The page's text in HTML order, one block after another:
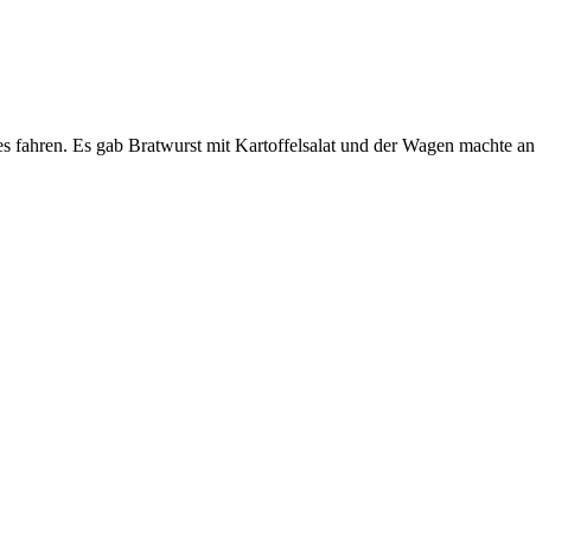
fahren. Es gab Bratwurst mit Kartoffelsalat und der Wagen machte an